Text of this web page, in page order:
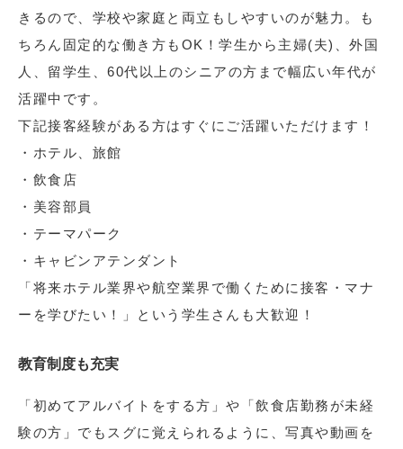
きるので、学校や家庭と両立もしやすいのが魅力。も
ちろん固定的な働き方もOK！学生から主婦(夫)、外国
人、留学生、60代以上のシニアの方まで幅広い年代が
活躍中です。
下記接客経験がある方はすぐにご活躍いただけます！
・ホテル、旅館
・飲食店
・美容部員
・テーマパーク
・キャビンアテンダント
「将来ホテル業界や航空業界で働くために接客・マナ
ーを学びたい！」という学生さんも大歓迎！
教育制度も充実
「初めてアルバイトをする方」や「飲食店勤務が未経
験の方」でもスグに覚えられるように、写真や動画を